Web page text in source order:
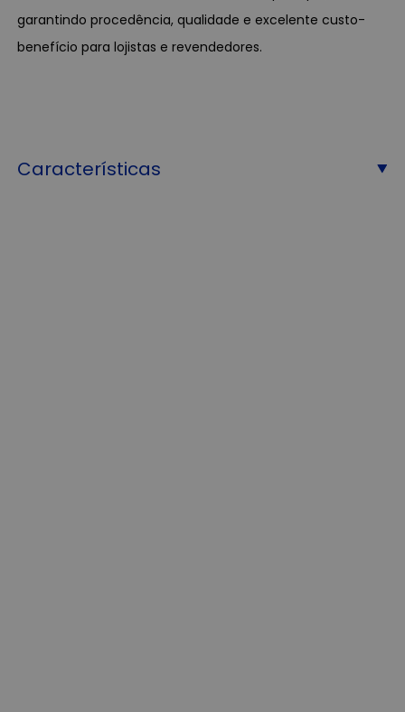
garantindo procedência, qualidade e excelente custo-
benefício para lojistas e revendedores.
Características